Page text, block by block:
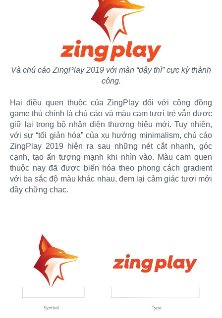
Và chú cáo ZingPlay 2019 với màn “dậy thì” cực kỳ thành
công.
Hai điều quen thuộc của ZingPlay đối với cộng đồng
game thủ chính là chú cáo và màu cam tươi trẻ vẫn được
giữ lại trong bộ nhận diện thương hiệu mới. Tuy nhiên,
với sự “tối giản hóa” của xu hướng minimalism, chú cáo
ZingPlay 2019 hiện ra sau những nét cắt nhanh, góc
cạnh, tạo ấn tượng mạnh khi nhìn vào. Màu cam quen
thuộc nay đã được biến hóa theo phong cách gradient
với ba sắc độ màu khác nhau, đem lại cảm giác tươi mới
đầy chững chạc.